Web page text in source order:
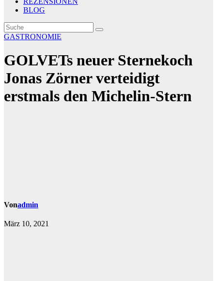
BLOG
GASTRONOMIE
GOLVETs neuer Sternekoch
Jonas Zörner verteidigt
erstmals den Michelin-Stern
Vonadmin
März 10, 2021